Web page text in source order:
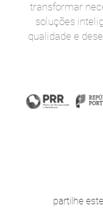
transformar
soluções
qualidade e
partilhe